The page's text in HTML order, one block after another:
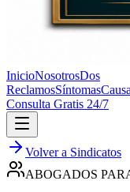
InicioNosotrosDos
ReclamosSíntomas
Consulta Gratis 24/7
Volver a Sindicatos
ABOGADOS